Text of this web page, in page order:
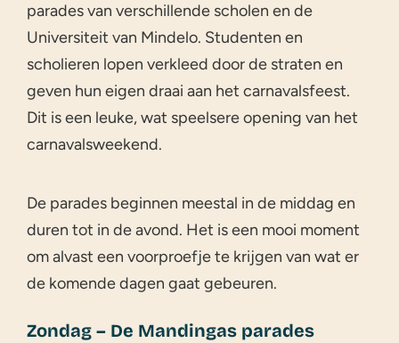
parades van verschillende scholen en de
Universiteit van Mindelo. Studenten en
scholieren lopen verkleed door de straten en
geven hun eigen draai aan het carnavalsfeest.
Dit is een leuke, wat speelsere opening van het
carnavalsweekend.
De parades beginnen meestal in de middag en
duren tot in de avond. Het is een mooi moment
om alvast een voorproefje te krijgen van wat er
de komende dagen gaat gebeuren.
Zondag – De Mandingas parades